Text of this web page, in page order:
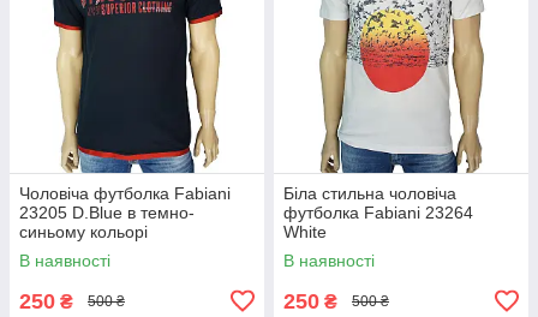
Чоловіча футболка Fabianі
23205 D.Blue в темно-
синьому кольорі
В наявності
250 ₴ 500 ₴
Біла стильна чоловіча
футболка Fabianі 23264
White
В наявності
250 ₴ 500 ₴